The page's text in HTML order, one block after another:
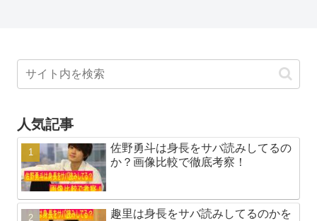
人気記事
佐野勇斗は身長をサバ読みしてるの
か？画像比較で徹底考察！
趣里は身長をサバ読みしてるのかを